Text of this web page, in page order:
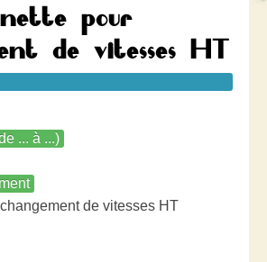
pour
de vitesses HT
... à ...)
de vitesses HT